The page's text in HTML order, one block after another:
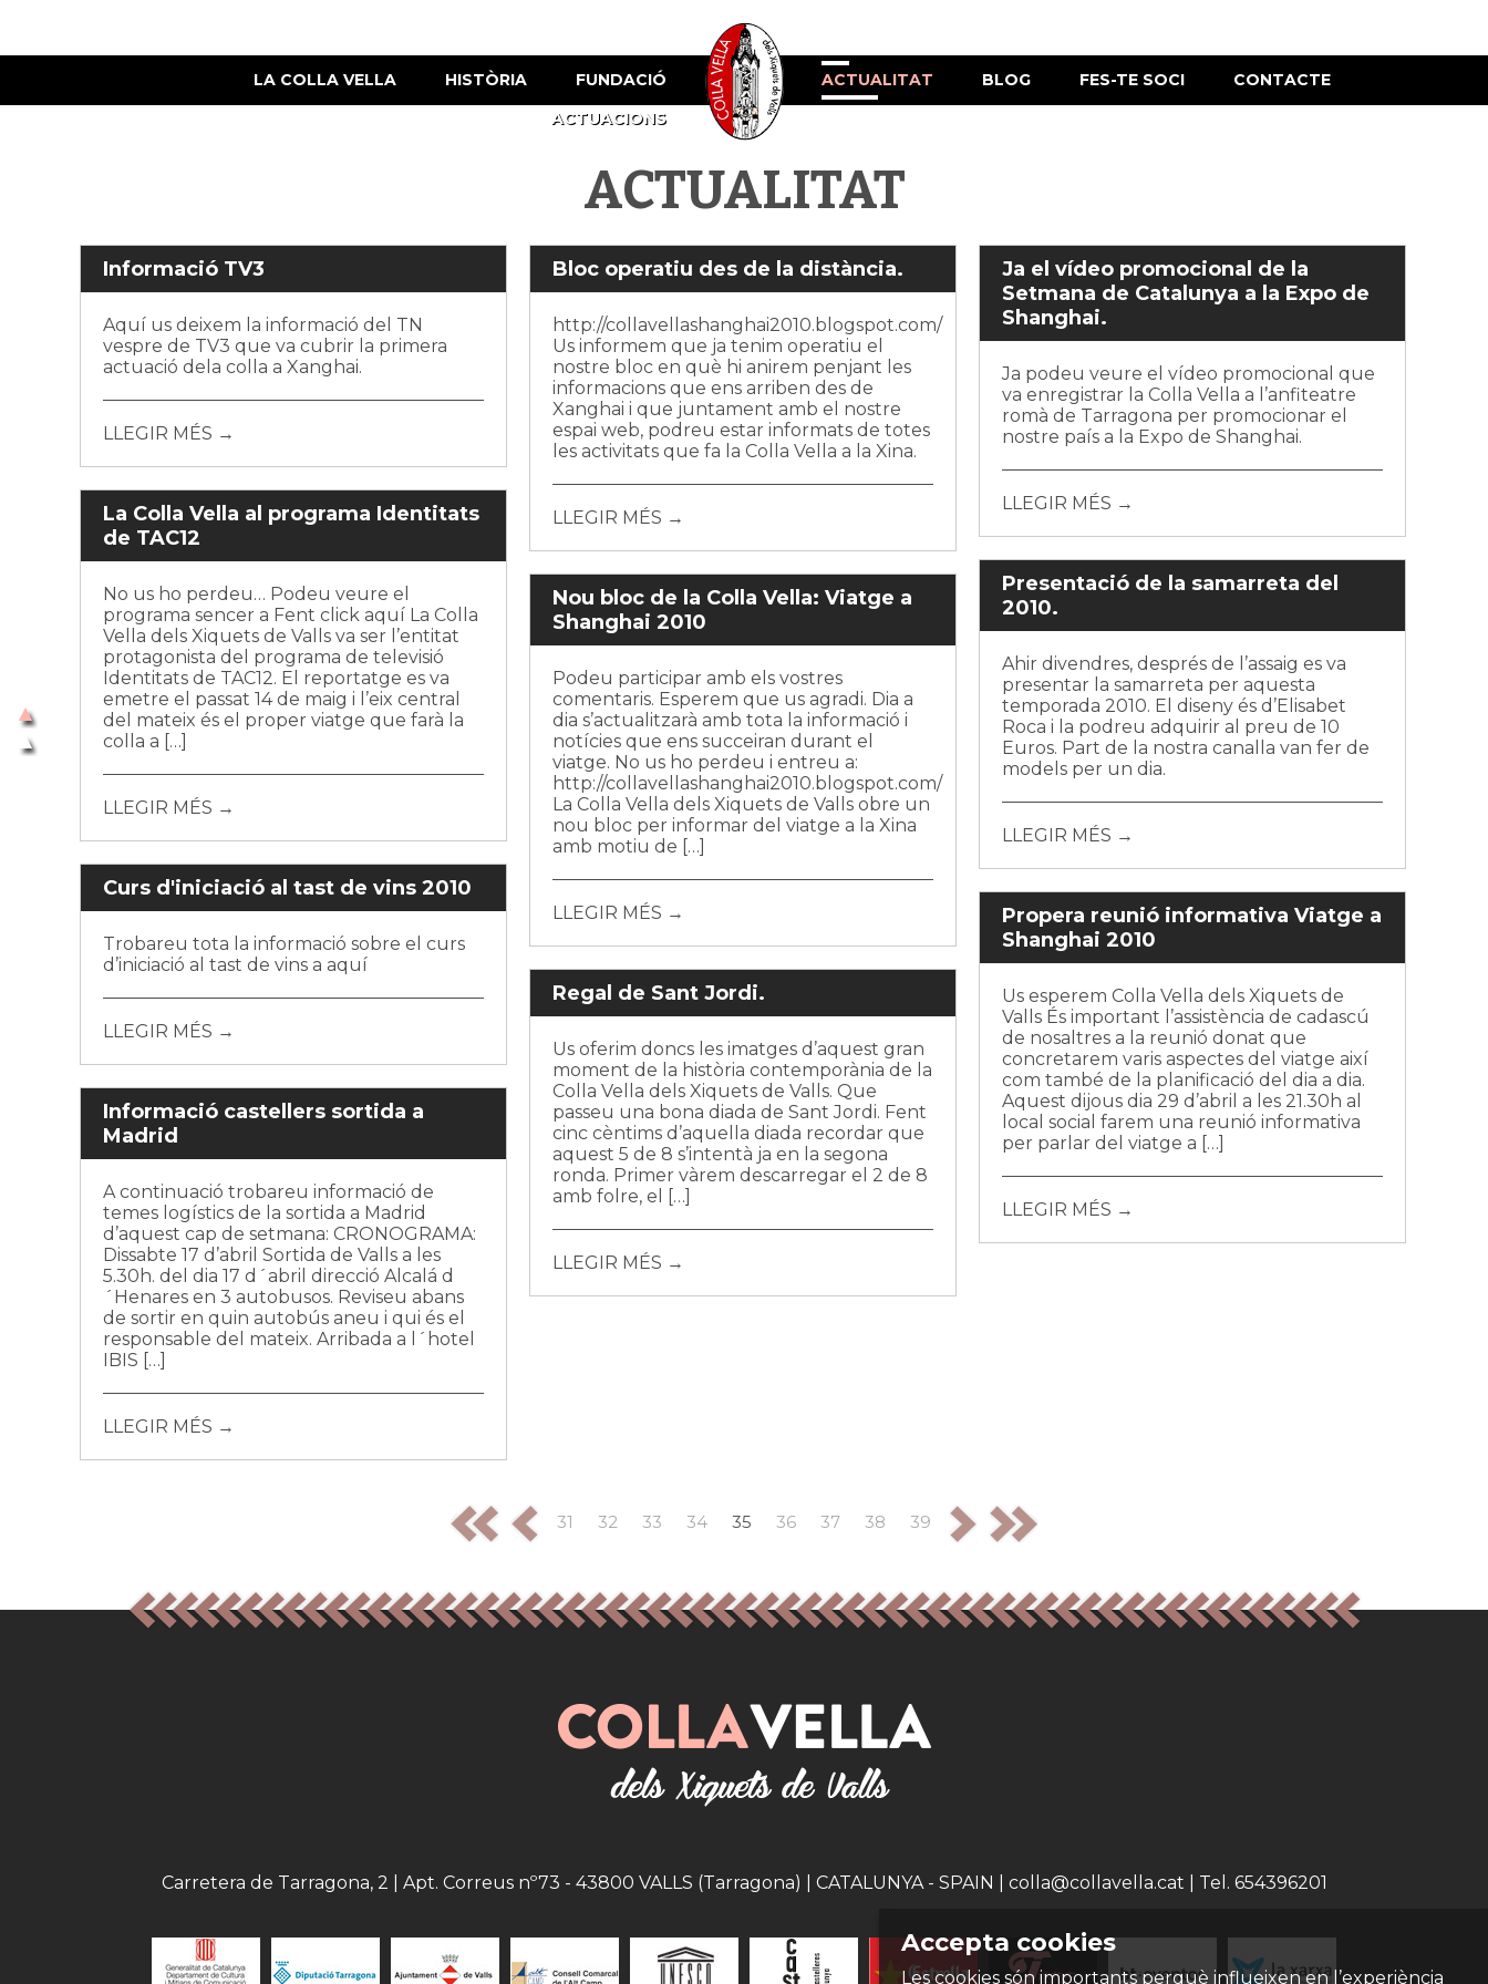
LA COLLA VELLA HISTÒRIA
FUNDACIÓ
ACTUACIONS
ACTUALITAT BLOG FES-TE SOCI CONTACTE
ACTUALITAT
Informació TV3
Aquí us deixem la informació del TN
vespre de TV3 que va cubrir la primera
actuació dela colla a Xanghai.
LLEGIR MÉS →
Bloc operatiu des de la distància.
http://collavellashanghai2010.blogspot.com/
Us informem que ja tenim operatiu el
nostre bloc en què hi anirem penjant les
informacions que ens arriben des de
Xanghai i que juntament amb el nostre
espai web, podreu estar informats de totes
les activitats que fa la Colla Vella a la Xina.
LLEGIR MÉS →
Ja el vídeo promocional de la
Setmana de Catalunya a la Expo de
Shanghai.
Ja podeu veure el vídeo promocional que
va enregistrar la Colla Vella a l’anfiteatre
romà de Tarragona per promocionar el
nostre país a la Expo de Shanghai.
LLEGIR MÉS →
La Colla Vella al programa Identitats
de TAC12
No us ho perdeu… Podeu veure el
programa sencer a Fent click aquí La Colla
Vella dels Xiquets de Valls va ser l’entitat
protagonista del programa de televisió
Identitats de TAC12. El reportatge es va
emetre el passat 14 de maig i l’eix central
del mateix és el proper viatge que farà la
colla a […]
LLEGIR MÉS →
Presentació de la samarreta del
2010.
Ahir divendres, després de l’assaig es va
presentar la samarreta per aquesta
temporada 2010. El diseny és d’Elisabet
Roca i la podreu adquirir al preu de 10
Euros. Part de la nostra canalla van fer de
models per un dia.
LLEGIR MÉS →
Nou bloc de la Colla Vella: Viatge a
Shanghai 2010
Podeu participar amb els vostres
comentaris. Esperem que us agradi. Dia a
dia s’actualitzarà amb tota la informació i
notícies que ens succeiran durant el
viatge. No us ho perdeu i entreu a:
http://collavellashanghai2010.blogspot.com/
La Colla Vella dels Xiquets de Valls obre un
nou bloc per informar del viatge a la Xina
amb motiu de […]
LLEGIR MÉS →
Curs d'iniciació al tast de vins 2010
Trobareu tota la informació sobre el curs
d’iniciació al tast de vins a aquí
LLEGIR MÉS →
Propera reunió informativa Viatge a
Shanghai 2010
Us esperem Colla Vella dels Xiquets de
Valls És important l’assistència de cadascú
de nosaltres a la reunió donat que
concretarem varis aspectes del viatge així
com també de la planificació del dia a dia.
Aquest dijous dia 29 d’abril a les 21.30h al
local social farem una reunió informativa
per parlar del viatge a […]
LLEGIR MÉS →
Regal de Sant Jordi.
Us oferim doncs les imatges d’aquest gran
moment de la història contemporània de la
Colla Vella dels Xiquets de Valls. Que
passeu una bona diada de Sant Jordi. Fent
cinc cèntims d’aquella diada recordar que
aquest 5 de 8 s’intentà ja en la segona
ronda. Primer vàrem descarregar el 2 de 8
amb folre, el […]
LLEGIR MÉS →
Informació castellers sortida a
Madrid
A continuació trobareu informació de
temes logístics de la sortida a Madrid
d’aquest cap de setmana: CRONOGRAMA:
Dissabte 17 d’abril Sortida de Valls a les
5.30h. del dia 17 d´abril direcció Alcalá d
´Henares en 3 autobusos. Reviseu abans
de sortir en quin autobús aneu i qui és el
responsable del mateix. Arribada a l´hotel
IBIS […]
LLEGIR MÉS →
31 32 33 34 35 36 37 38 39
Accepta cookies
Les cookies són importants perquè influeixen en l’experiència
Carretera de Tarragona, 2 | Apt. Correus nº73 - 43800 VALLS (Tarragona) | CATALUNYA - SPAIN | colla@collavella.cat | Tel. 654396201